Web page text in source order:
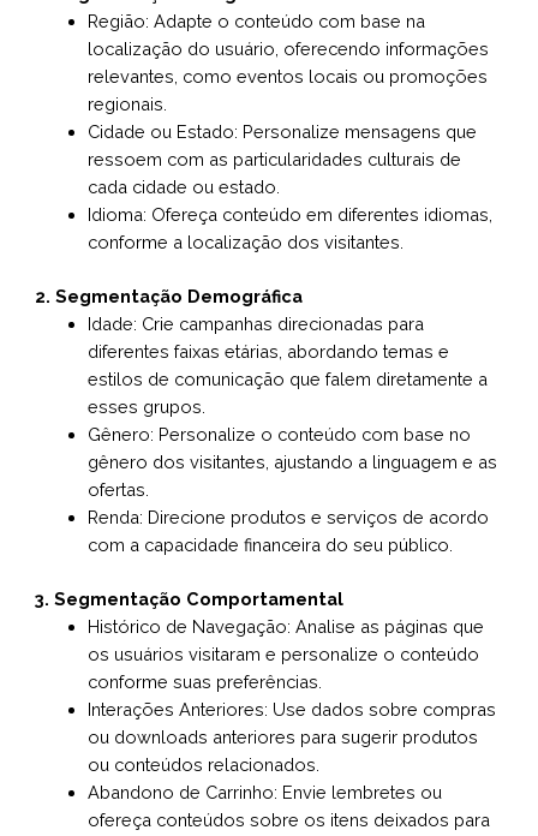
Região: Adapte o conteúdo com base na
localização do usuário, oferecendo informações
relevantes, como eventos locais ou promoções
regionais.
Cidade ou Estado: Personalize mensagens que
ressoem com as particularidades culturais de
cada cidade ou estado.
Idioma: Ofereça conteúdo em diferentes idiomas,
conforme a localização dos visitantes.
2. Segmentação Demográfica
Idade: Crie campanhas direcionadas para
diferentes faixas etárias, abordando temas e
estilos de comunicação que falem diretamente a
esses grupos.
Gênero: Personalize o conteúdo com base no
gênero dos visitantes, ajustando a linguagem e as
ofertas.
Renda: Direcione produtos e serviços de acordo
com a capacidade financeira do seu público.
3. Segmentação Comportamental
Histórico de Navegação: Analise as páginas que
os usuários visitaram e personalize o conteúdo
conforme suas preferências.
Interações Anteriores: Use dados sobre compras
ou downloads anteriores para sugerir produtos
ou conteúdos relacionados.
Abandono de Carrinho: Envie lembretes ou
ofereça conteúdos sobre os itens deixados para